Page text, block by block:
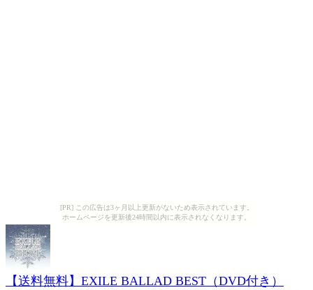
[PR] この広告は3ヶ月以上更新がないため表示されています。
ホームページを更新後24時間以内に表示されなくなります。
【送料無料】EXILE BALLAD BEST（DVD付き）